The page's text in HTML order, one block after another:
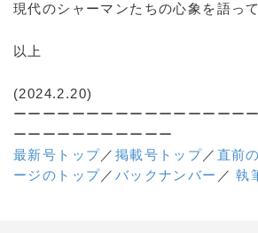
現代のシャーマンたちの心象を語って
以上
(2024.2.20)
ーーーーーーーーーーーーーーーー
ーーーーーーーーーーー
最新号トップ／ 掲載号トップ／ 直前
ージのトップ／ バックナンバー ／執